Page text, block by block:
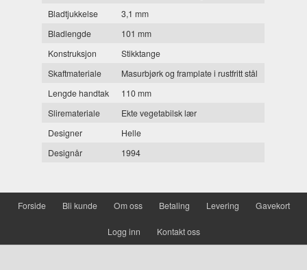
Bladtjukkelse
3,1 mm
Bladlengde
101 mm
Konstruksjon
Stikktange
Skaftmateriale
Masurbjørk og framplate i rustfritt stål
Lengde handtak
110 mm
Sliremateriale
Ekte vegetabilsk lær
Designer
Helle
Designår
1994
Forside Bli kunde Om oss Betaling Levering Gavekort
Logg inn Kontakt oss